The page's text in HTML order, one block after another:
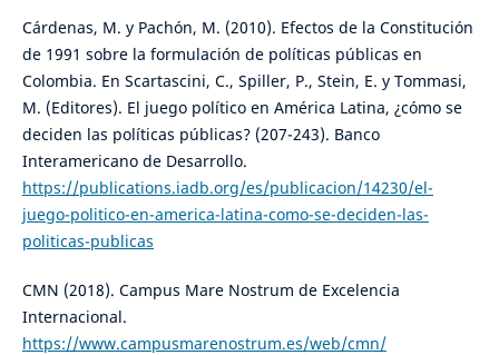
Cárdenas, M. y Pachón, M. (2010). Efectos de la Constitución
de 1991 sobre la formulación de políticas públicas en
Colombia. En Scartascini, C., Spiller, P., Stein, E. y Tommasi,
M. (Editores). El juego político en América Latina, ¿cómo se
deciden las políticas públicas? (207-243). Banco
Interamericano de Desarrollo.
https://publications.iadb.org/es/publicacion/14230/el-
juego-politico-en-america-latina-como-se-deciden-las-
politicas-publicas
CMN (2018). Campus Mare Nostrum de Excelencia
Internacional.
https://www.campusmarenostrum.es/web/cmn/